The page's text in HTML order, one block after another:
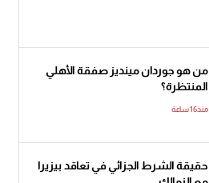
من هو جوردان مينديز صفقة الأهلي
المنتظرة؟
منذ16 ساعة
حقيقة الشرط الجزائي في تعاقد بيزيرا